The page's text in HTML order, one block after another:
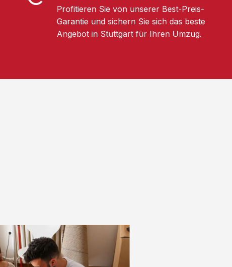
Profitieren Sie von unserer Best-Preis-
Garantie und sichern Sie sich das beste
Angebot in Stuttgart für Ihren Umzug.